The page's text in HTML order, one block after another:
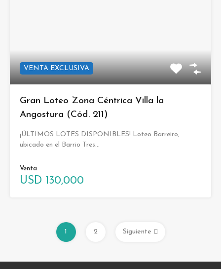
VENTA EXCLUSIVA
Gran Loteo Zona Céntrica Villa la
Angostura (Cód. 211)
¡ÚLTIMOS LOTES DISPONIBLES! Loteo Barreiro,
ubicado en el Barrio Tres…
Venta
USD 130,000
1 2 Siguiente